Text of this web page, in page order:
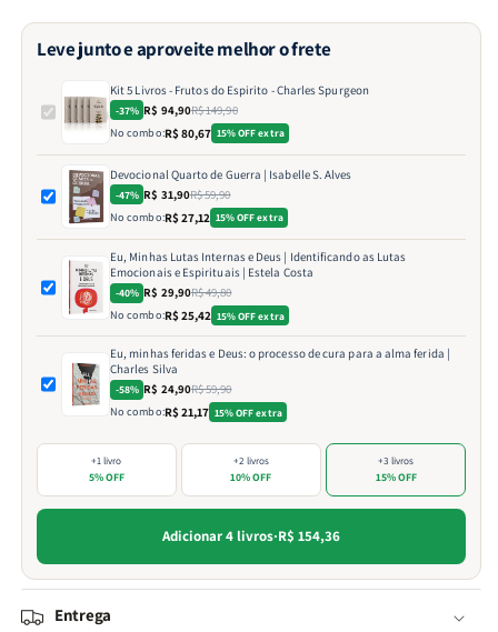
Leve junto e aproveite melhor o frete
Kit 5 Livros - Frutos do Espirito - Charles Spurgeon
-37% R$ 94,90R$ 149,90
No combo:R$ 80,67 15% OFF extra
Devocional Quarto de Guerra | Isabelle S. Alves
-47% R$ 31,90R$ 59,90
No combo:R$ 27,12 15% OFF extra
Eu, Minhas Lutas Internas e Deus | Identificando as Lutas
Emocionais e Espirituais | Estela Costa
-40% R$ 29,90R$ 49,80
No combo:R$ 25,42 15% OFF extra
Eu, minhas feridas e Deus: o processo de cura para a alma ferida |
Charles Silva
-58% R$ 24,90R$ 59,90
No combo:R$ 21,17 15% OFF extra
+1 livro
5% OFF
+2 livros
10% OFF
+3 livros
15% OFF
Adicionar 4 livros·R$ 154,36
Entrega